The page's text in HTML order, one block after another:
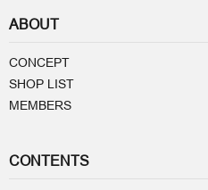
ABOUT
CONCEPT
SHOP LIST
MEMBERS
CONTENTS